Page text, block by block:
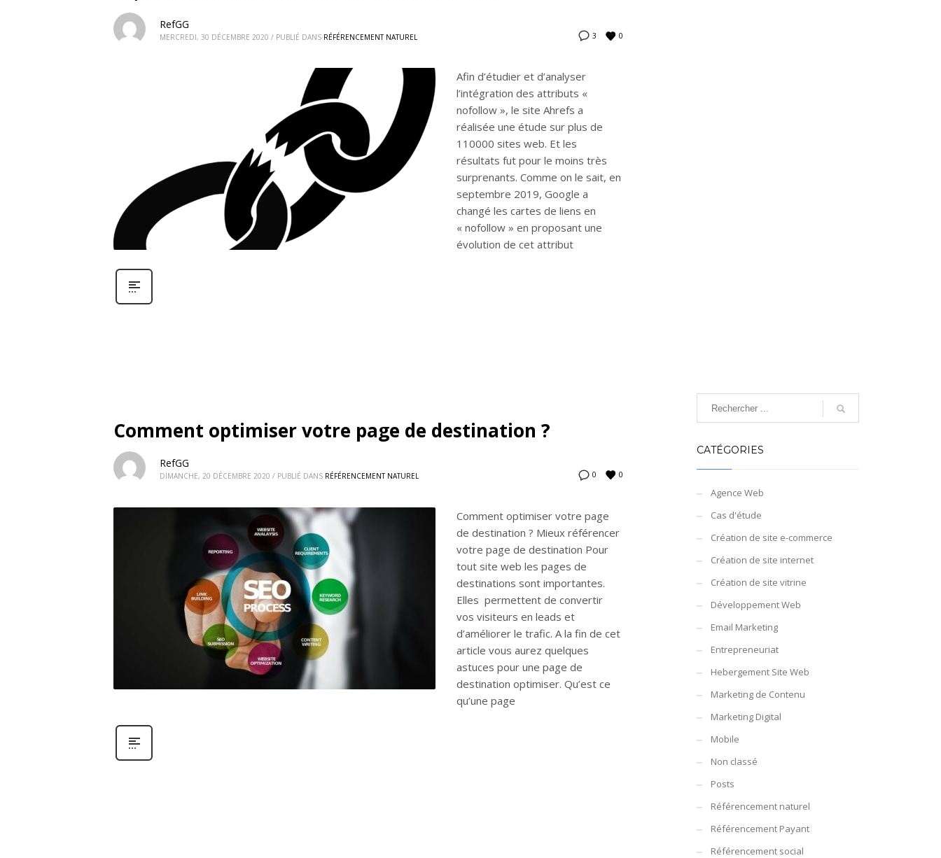
3 0
RefGG
MERCREDI, 30 DÉCEMBRE 2020 / PUBLIÉ DANS RÉFÉRENCEMENT NATUREL
Afin d’étudier et d’analyser
l’intégration des attributs «
nofollow », le site Ahrefs a
réalisée une étude sur plus de
110000 sites web. Et les
résultats fut pour le moins très
surprenants. Comme on le sait, en
septembre 2019, Google a
changé les cartes de liens en
« nofollow » en proposant une
évolution de cet attribut
Comment optimiser votre page de destination ?
0 0
RefGG
DIMANCHE, 20 DÉCEMBRE 2020 / PUBLIÉ DANS RÉFÉRENCEMENT NATUREL
Comment optimiser votre page
de destination ? Mieux référencer
votre page de destination Pour
tout site web les pages de
destinations sont importantes.
Elles permettent de convertir
vos visiteurs en leads et
d’améliorer le trafic. A la fin de cet
article vous aurez quelques
astuces pour une page de
destination optimiser. Qu’est ce
qu’une page
CATÉGORIES
Agence Web
Cas d'étude
Création de site e-commerce
Création de site internet
Création de site vitrine
Développement Web
Email Marketing
Entrepreneuriat
Hebergement Site Web
Marketing de Contenu
Marketing Digital
Mobile
Non classé
Posts
Référencement naturel
Référencement Payant
Référencement social